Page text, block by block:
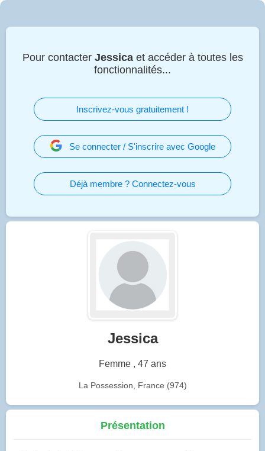
Pour contacter Jessicaet accéder à toutes les
fonctionnalités...
Inscrivez-vous gratuitement !
Se connecter / S'inscrire avec Google
Déjà membre ? Connectez-vous
Jessica
Femme , 47 ans
La Possession, France (974)
Présentation